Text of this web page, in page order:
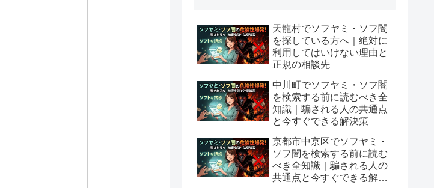
天龍村でソフヤミ・ソフ闇
を探している方へ｜絶対に
利用してはいけない理由と
正規の相談先
中川町でソフヤミ・ソフ闇
を検索する前に読むべき全
知識｜騙される人の共通点
と今すぐできる解決策
京都市中京区でソフヤミ・
ソフ闇を検索する前に読む
べき全知識｜騙される人の
共通点と今すぐできる解決